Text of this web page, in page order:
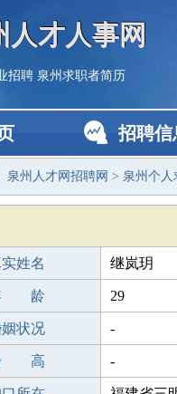
人才人事网
招聘 泉州求职者简历
招聘信
泉州人才网招聘网 > 泉州个人
姓名 继岚玥
龄 29
状况 -
高 -